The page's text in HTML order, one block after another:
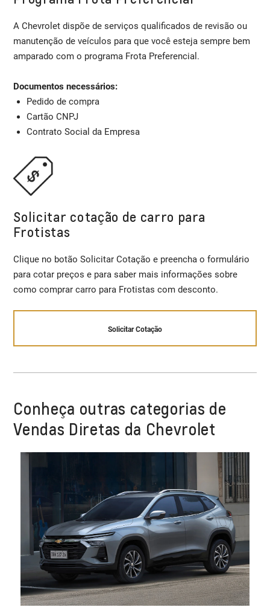
A Chevrolet dispõe de serviços qualificados de revisão ou
manutenção de veículos para que você esteja sempre bem
amparado com o programa Frota Preferencial.
Documentos necessários:
Pedido de compra
Cartão CNPJ
Contrato Social da Empresa
Solicitar cotação de carro para
Frotistas
Clique no botão Solicitar Cotação e preencha o formulário
para cotar preços e para saber mais informações sobre
como comprar carro para Frotistas com desconto.
Solicitar Cotação
Conheça outras categorias de
Vendas Diretas da Chevrolet